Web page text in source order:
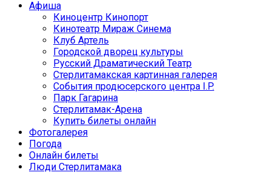
Афиша
Киноцентр Кинопорт
Кинотеатр Мираж Синема
Клуб Артель
Городской дворец культуры
Русский Драматический Театр
Стерлитамакская картинная галерея
События продюсерского центра I.P.
Парк Гагарина
Стерлитамак-Арена
Купить билеты онлайн
Фотогалерея
Погода
Онлайн билеты
Люди Стерлитамака